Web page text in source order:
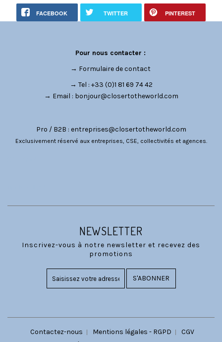
FACEBOOK TWITTER PINTEREST
Pour nous contacter :
→ Formulaire de contact
→ Tel : +33 (0)1 81 69 74 42
→ Email : bonjour@closertotheworld.com
Pro / B2B : entreprises@closertotheworld.com
Exclusivement réservé aux entreprises, CSE, collectivités et agences.
NEWSLETTER
Inscrivez-vous à notre newsletter et recevez des
promotions
S'ABONNER
Contactez-nous Mentions légales - RGPD
CGV